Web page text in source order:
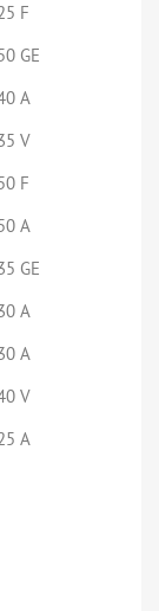
F
GE
A
V
F
A
GE
A
A
V
A